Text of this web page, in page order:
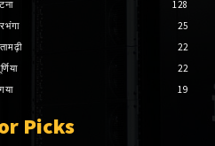
128
25
22
22
गया
19
Picks